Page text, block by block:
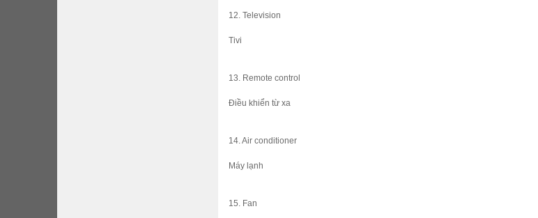
12. Television
Tivi
13. Remote control
Điều khiển từ xa
14. Air conditioner
Máy lạnh
15. Fan